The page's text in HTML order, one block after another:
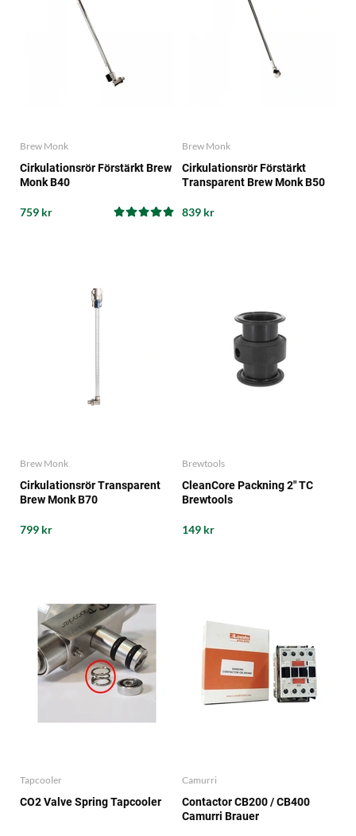
Brew Monk
Cirkulationsrör Förstärkt Brew
Monk B40
759 kr
Brew Monk
Cirkulationsrör Förstärkt
Transparent Brew Monk B50
839 kr
Brew Monk
Cirkulationsrör Transparent
Brew Monk B70
799 kr
Brewtools
CleanCore Packning 2" TC
Brewtools
149 kr
Tapcooler
CO2 Valve Spring Tapcooler
Camurri
Contactor CB200 / CB400
Camurri Brauer